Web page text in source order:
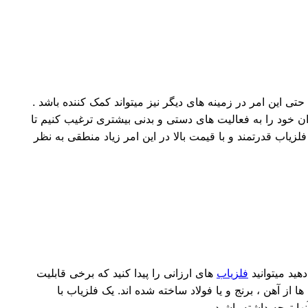
این امر در زمینه های دیگر نیز میتواند کمک کننده باشد .
خود را به فعالیت های دستی و بدنی بیشتری ترغیب کنیم تا
قدرتمند و با قیمت بالا در این امر زیاد منطقی به نظر
میتوانید فلزیاب های ارزانی را پیدا کنید که برخی قابلیت
آهن ، برنج و یا فولاد ساخته شده اند. یک فلزیاب با